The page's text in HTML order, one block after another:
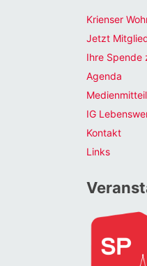
Krienser
Jetzt
Ihre Spende
Agenda
IG
Kontakt
Links